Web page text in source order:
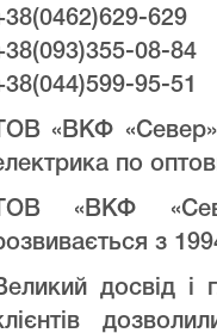
629
08-84
95-51
ТОВ «ВКФ
по
ТОВ «ВКФ
з
досвід і